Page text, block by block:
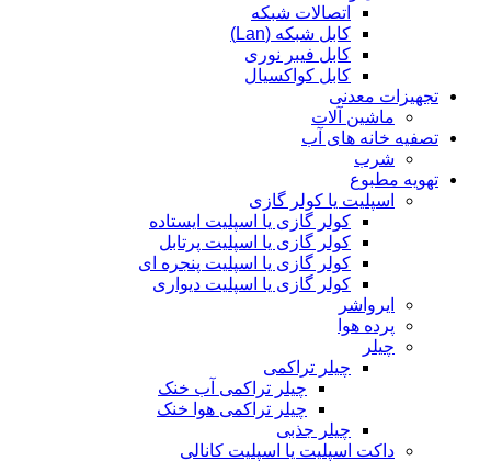
اتصالات شبکه
کابل شبکه (Lan)
کابل فیبر نوری
کابل کواکسیال
تجهیزات معدنی
ماشین آلات
تصفیه خانه های آب
شرب
تهویه مطبوع
اسپلیت یا کولر گازی
کولر گازی یا اسپلیت ایستاده
کولر گازی یا اسپلیت پرتابل
کولر گازی یا اسپلیت پنجره ای
کولر گازی یا اسپلیت دیواری
ایرواشر
پرده هوا
چیلر
چیلر تراکمی
چیلر تراکمی آب خنک
چیلر تراکمی هوا خنک
چیلر جذبی
داکت اسپلیت یا اسپلیت کانالی